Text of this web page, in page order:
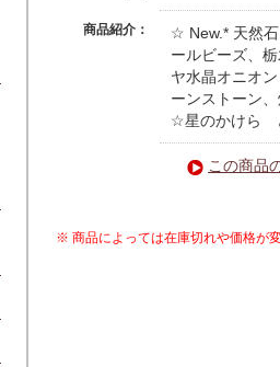
商品紹介：
☆ New.* 天然
ールビーズ、
ヤ水晶オニオ
ーンストーン
☆星のかけら
この商品
※ 商品によっては在庫切れや価格が